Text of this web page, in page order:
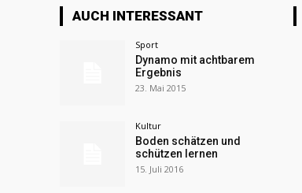
AUCH INTERESSANT
Sport
Dynamo mit achtbarem
Ergebnis
23. Mai 2015
Kultur
Boden schätzen und
schützen lernen
15. Juli 2016